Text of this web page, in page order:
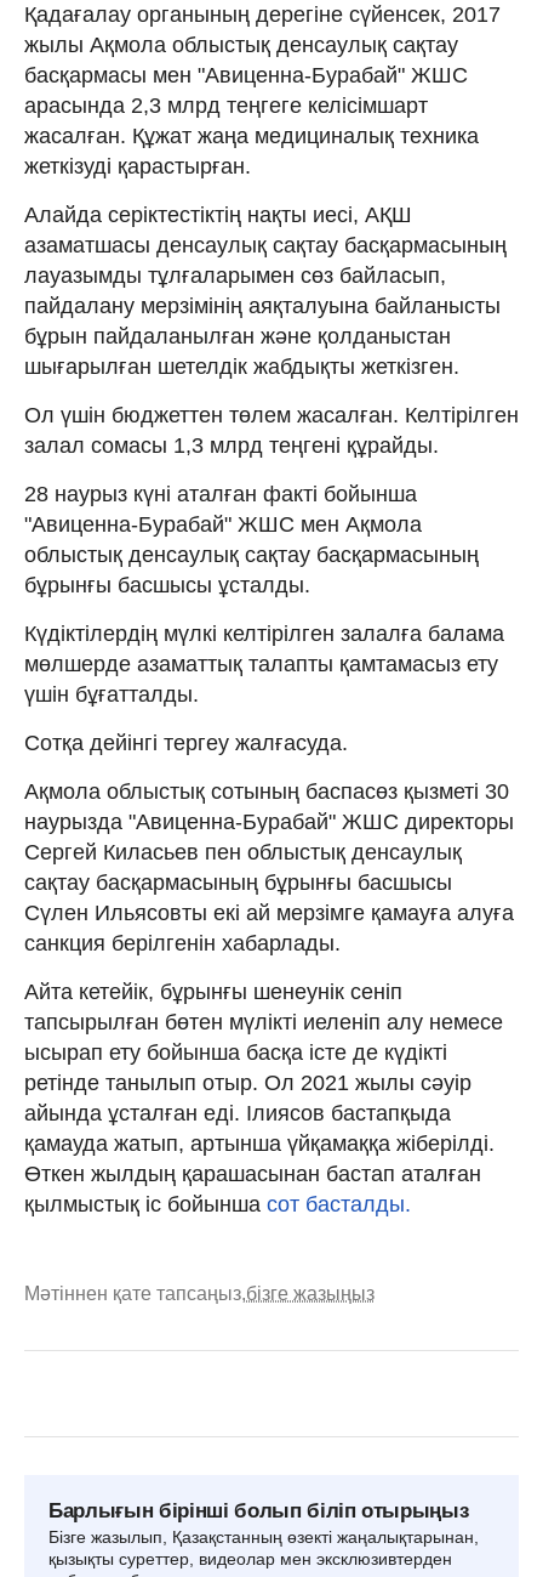
Қадағалау органының дерегіне сүйенсек, 2017
жылы Ақмола облыстық денсаулық сақтау
басқармасы мен "Авиценна-Бурабай" ЖШС
арасында 2,3 млрд теңгеге келісімшарт
жасалған. Құжат жаңа медициналық техника
жеткізуді қарастырған.
Алайда серіктестіктің нақты иесі, АҚШ
азаматшасы денсаулық сақтау басқармасының
лауазымды тұлғаларымен сөз байласып,
пайдалану мерзімінің аяқталуына байланысты
бұрын пайдаланылған және қолданыстан
шығарылған шетелдік жабдықты жеткізген.
Ол үшін бюджеттен төлем жасалған. Келтірілген
залал сомасы 1,3 млрд теңгені құрайды.
28 наурыз күні аталған факті бойынша
"Авиценна-Бурабай" ЖШС мен Ақмола
облыстық денсаулық сақтау басқармасының
бұрынғы басшысы ұсталды.
Күдіктілердің мүлкі келтірілген залалға балама
мөлшерде азаматтық талапты қамтамасыз ету
үшін бұғатталды.
Сотқа дейінгі тергеу жалғасуда.
Ақмола облыстық сотының баспасөз қызметі 30
наурызда "Авиценна-Бурабай" ЖШС директоры
Сергей Киласьев пен облыстық денсаулық
сақтау басқармасының бұрынғы басшысы
Сүлен Ильясовты екі ай мерзімге қамауға алуға
санкция берілгенін хабарлады.
Айта кетейік, бұрынғы шенеунік сеніп
тапсырылған бөтен мүлікті иеленіп алу немесе
ысырап ету бойынша басқа істе де күдікті
ретінде танылып отыр. Ол 2021 жылы сәуір
айында ұсталған еді. Ілиясов бастапқыда
қамауда жатып, артынша үйқамаққа жіберілді.
Өткен жылдың қарашасынан бастап аталған
қылмыстық іс бойынша сот басталды.
Мәтіннен қате тапсаңыз,бізге жазыңыз
Барлығын бірінші болып біліп отырыңыз
Бізге жазылып, Қазақстанның өзекті жаңалықтарынан,
қызықты суреттер, видеолар мен эксклюзивтерден